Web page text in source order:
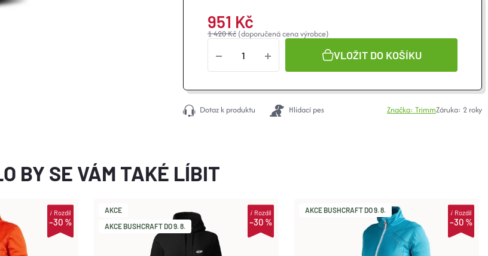
1 420 Kč (doporučená cena výrobce)
951 Kč
VLOŽIT DO KOŠÍKU
Dotaz k produktu Hlídací pes Značka: TrimmZáruka: 2 roky
BY SE VÁM TAKÉ LÍBIT
–30 %
iRozdíl
AKCE
AKCE BUSHCRAFT DO 9. 8.
–30 %
iRozdíl AKCE BUSHCRAFT DO 9. 8.
–30 %
iRozdíl